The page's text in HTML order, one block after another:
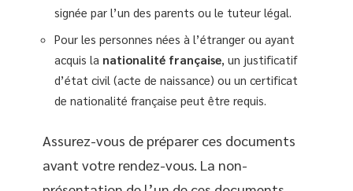
signée par l’un des parents ou le tuteur légal.
Pour les personnes nées à l’étranger ou ayant
acquis la nationalité française , un justificatif
d’état civil (acte de naissance) ou un certificat
de nationalité française peut être requis.
Assurez-vous de préparer ces documents
avant votre rendez-vous. La non-